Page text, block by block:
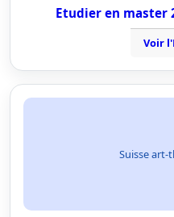
Etudier en master
Voir
Suisse art-